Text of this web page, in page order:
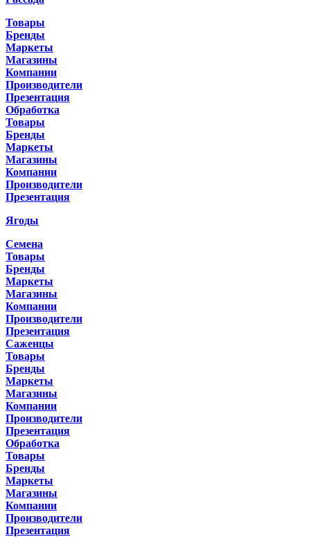
Товары
Бренды
Маркеты
Магазины
Компании
Производители
Презентация
Обработка
Товары
Бренды
Маркеты
Магазины
Компании
Производители
Презентация
Ягоды
Семена
Товары
Бренды
Маркеты
Магазины
Компании
Производители
Презентация
Саженцы
Товары
Бренды
Маркеты
Магазины
Компании
Производители
Презентация
Обработка
Товары
Бренды
Маркеты
Магазины
Компании
Производители
Презентация